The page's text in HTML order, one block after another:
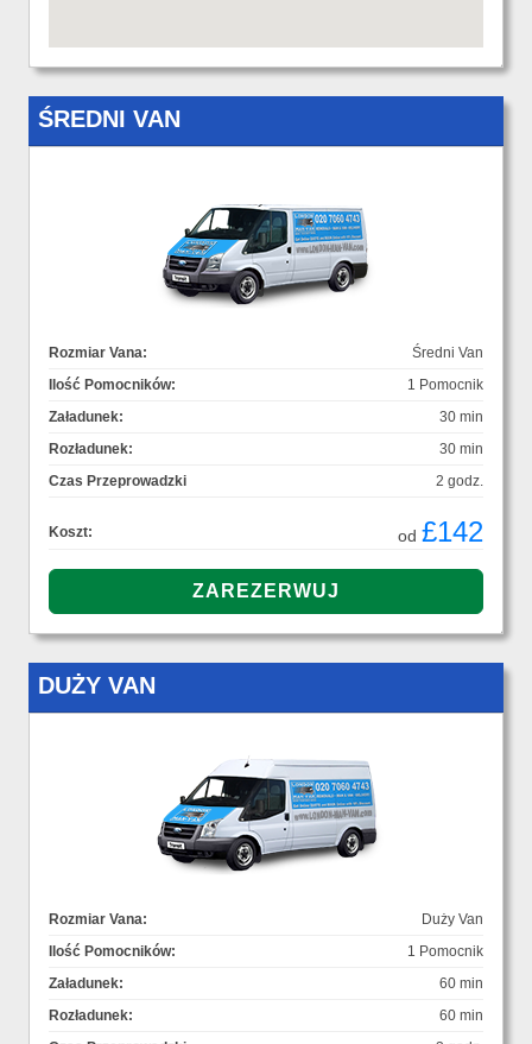
ŚREDNI VAN
Rozmiar Vana:
Średni Van
Ilość Pomocników:
1 Pomocnik
Załadunek:
30 min
Rozładunek:
30 min
Czas Przeprowadzki
2 godz.
Koszt: od £142
DUŻY VAN
Rozmiar Vana:
Duży Van
Ilość Pomocników:
1 Pomocnik
Załadunek:
60 min
Rozładunek:
60 min